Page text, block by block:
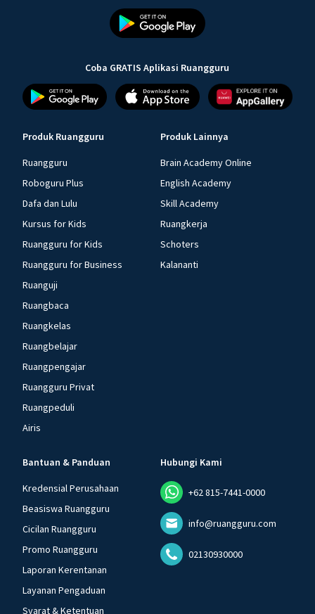
Coba GRATIS Aplikasi Ruangguru
Produk Ruangguru
Ruangguru
Roboguru Plus
Dafa dan Lulu
Kursus for Kids
Ruangguru for Kids
Ruangguru for Business
Ruanguji
Ruangbaca
Ruangkelas
Ruangbelajar
Ruangpengajar
Ruangguru Privat
Ruangpeduli
Airis
Produk Lainnya
Brain Academy Online
English Academy
Skill Academy
Ruangkerja
Schoters
Kalananti
Bantuan & Panduan
Kredensial Perusahaan
Beasiswa Ruangguru
Cicilan Ruangguru
Promo Ruangguru
Laporan Kerentanan
Layanan Pengaduan
Syarat & Ketentuan
Hubungi Kami
+62 815-7441-0000
info@ruangguru.com
02130930000